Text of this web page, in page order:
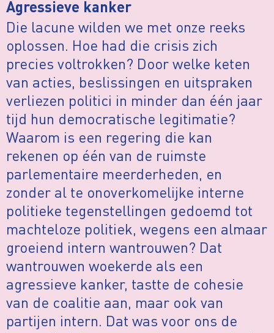
Agressieve kanker
Die lacune wilden we met onze reeks
oplossen. Hoe had die crisis zich
precies voltrokken? Door welke keten
van acties, beslissingen en uitspraken
verliezen politici in minder dan één jaar
tijd hun democratische legitimatie?
Waarom is een regering die kan
rekenen op één van de ruimste
parlementaire meerderheden, en
zonder al te onoverkomelijke interne
politieke tegenstellingen gedoemd tot
machteloze politiek, wegens een almaar
groeiend intern wantrouwen? Dat
wantrouwen woekerde als een
agressieve kanker, tastte de cohesie
van de coalitie aan, maar ook van
partijen intern. Dat was voor ons de